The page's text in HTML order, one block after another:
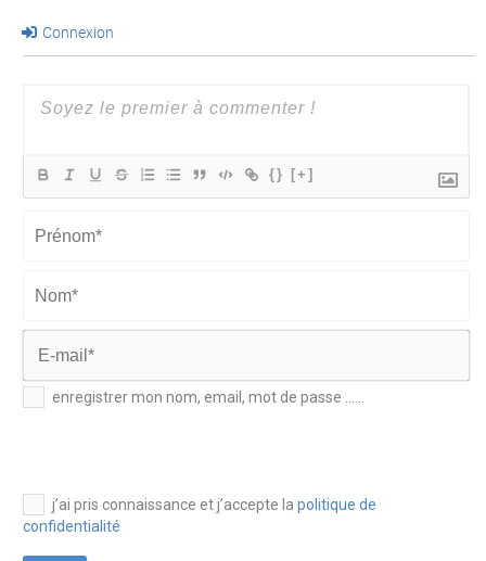
Connexion
{} [+]
Nom*
E-
mail*
enregistrer mon nom, email, mot de passe ......
j’ai pris connaissance et j’accepte la politique de
confidentialité